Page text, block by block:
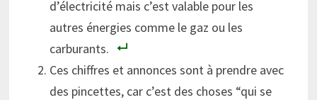
d’électricité mais c’est valable pour les
autres énergies comme le gaz ou les
carburants.
Ces chiffres et annonces sont à prendre avec
des pincettes, car c’est des choses “qui se